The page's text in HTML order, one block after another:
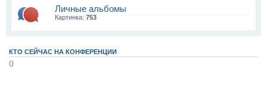
Личные альбомы
Картинка: 753
КТО СЕЙЧАС НА КОНФЕРЕНЦИИ
()